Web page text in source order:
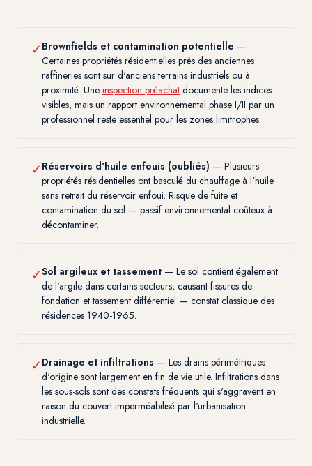
✓ Brownfields et contamination potentielle —
Certaines propriétés résidentielles près des anciennes
raffineries sont sur d'anciens terrains industriels ou à
proximité. Une inspection préachat documente les indices
visibles, mais un rapport environnemental phase I/II par un
professionnel reste essentiel pour les zones limitrophes.
✓ Réservoirs d'huile enfouis (oubliés) — Plusieurs
propriétés résidentielles ont basculé du chauffage à l'huile
sans retrait du réservoir enfoui. Risque de fuite et
contamination du sol — passif environnemental coûteux à
décontaminer.
✓Sol argileux et tassement — Le sol contient également
de l'argile dans certains secteurs, causant fissures de
fondation et tassement différentiel — constat classique des
résidences 1940-1965.
✓ Drainage et infiltrations — Les drains périmétriques
d'origine sont largement en fin de vie utile. Infiltrations dans
les sous-sols sont des constats fréquents qui s'aggravent en
raison du couvert imperméabilisé par l'urbanisation
industrielle.